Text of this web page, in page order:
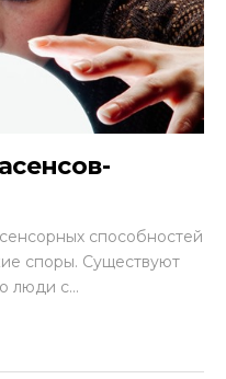
способностей
споры. Существуют
люди с...